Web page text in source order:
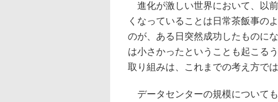
進化が激しい世界において、以
くなっていることは日常茶飯事の
のが、ある日突然成功したものに
は小さかったということも起こる
取り組みは、これまでの考え方で
データセンターの規模について